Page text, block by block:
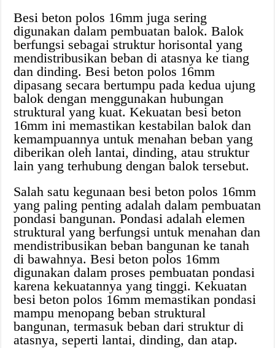
Besi beton polos 16mm juga sering
digunakan dalam pembuatan balok. Balok
berfungsi sebagai struktur horisontal yang
mendistribusikan beban di atasnya ke tiang
dan dinding. Besi beton polos 16mm
dipasang secara bertumpu pada kedua ujung
balok dengan menggunakan hubungan
struktural yang kuat. Kekuatan besi beton
16mm ini memastikan kestabilan balok dan
kemampuannya untuk menahan beban yang
diberikan oleh lantai, dinding, atau struktur
lain yang terhubung dengan balok tersebut.
Salah satu kegunaan besi beton polos 16mm
yang paling penting adalah dalam pembuatan
pondasi bangunan. Pondasi adalah elemen
struktural yang berfungsi untuk menahan dan
mendistribusikan beban bangunan ke tanah
di bawahnya. Besi beton polos 16mm
digunakan dalam proses pembuatan pondasi
karena kekuatannya yang tinggi. Kekuatan
besi beton polos 16mm memastikan pondasi
mampu menopang beban struktural
bangunan, termasuk beban dari struktur di
atasnya, seperti lantai, dinding, dan atap.